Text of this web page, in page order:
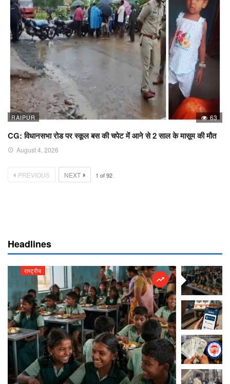
RAIPUR 63
CG: विधानसभा रोड पर स्कूल बस की चपेट में आने से 2 साल के मासूम की मौत
August 4, 2026
PREVIOUS NEXT 1 of92
Headlines
राष्ट्रीय राष्ट्रीय